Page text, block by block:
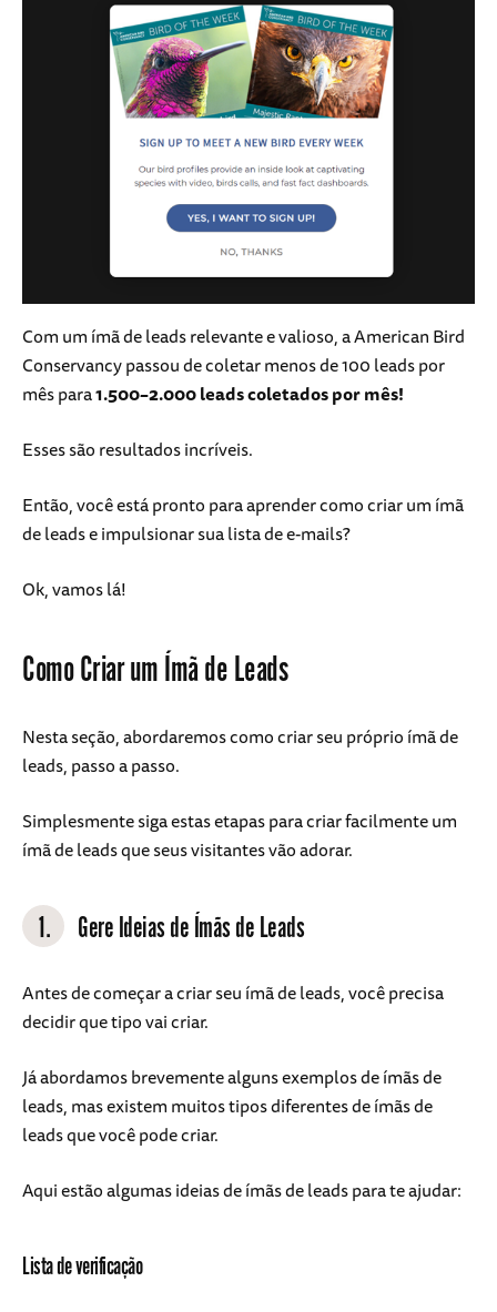
Com um ímã de leads relevante e valioso, a American Bird
Conservancy passou de coletar menos de 100 leads por
mês para1.500–2.000 leads coletados por mês!
Esses são resultados incríveis.
Então, você está pronto para aprender como criar um ímã
de leads e impulsionar sua lista de e-mails?
Ok, vamos lá!
Como Criar um Ímã de Leads
Nesta seção, abordaremos como criar seu próprio ímã de
leads, passo a passo.
Simplesmente siga estas etapas para criar facilmente um
ímã de leads que seus visitantes vão adorar.
1. Gere Ideias de Ímãs de Leads
Antes de começar a criar seu ímã de leads, você precisa
decidir que tipo vai criar.
Já abordamos brevemente alguns exemplos de ímãs de
leads, mas existem muitos tipos diferentes de ímãs de
leads que você pode criar.
Aqui estão algumas ideias de ímãs de leads para te ajudar:
Lista de verificação